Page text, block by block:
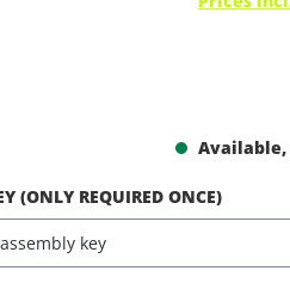
Available,
(ONLY REQUIRED ONCE)